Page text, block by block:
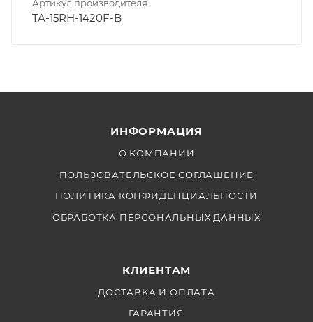
Артикул производителя
TA-15RH-1420F-B
ИНФОРМАЦИЯ
О КОМПАНИИ
ПОЛЬЗОВАТЕЛЬСКОЕ СОГЛАШЕНИЕ
ПОЛИТИКА КОНФИДЕНЦИАЛЬНОСТИ
ОБРАБОТКА ПЕРСОНАЛЬНЫХ ДАННЫХ
КЛИЕНТАМ
ДОСТАВКА И ОПЛАТА
ГАРАНТИЯ